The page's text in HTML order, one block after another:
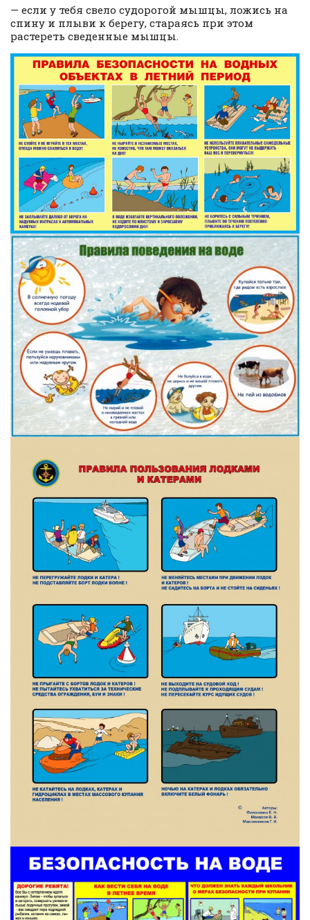
— если у тебя свело судорогой мышцы, ложись на
спину и плыви к берегу, стараясь при этом
растереть сведенные мышцы.